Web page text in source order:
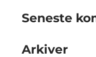
Sene­ste
Arki­ver